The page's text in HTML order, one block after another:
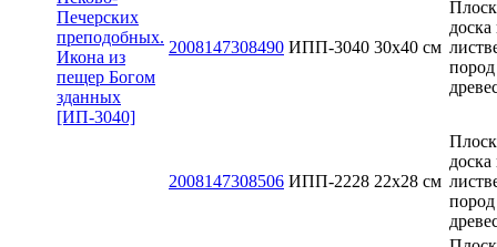
2008147308490 ИПП-3040 30x40 см
доска
пород
2008147308506 ИПП-2228 22х28 см
доска
пород